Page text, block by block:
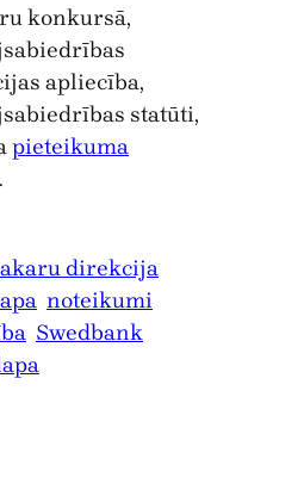
konkursā,
apliecība,
statūti,
pieteikuma
.
direkcija
noteikumi
Swedbank